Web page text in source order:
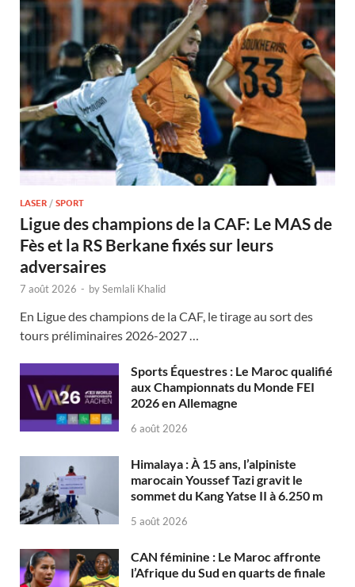
LASER / SPORT
Ligue des champions de la CAF: Le MAS de
Fès et la RS Berkane fixés sur leurs
adversaires
7 août 2026 - bySemlali Khalid
En Ligue des champions de la CAF, le tirage au sort des
tours préliminaires 2026-2027 …
Sports Équestres : Le Maroc qualifié
aux Championnats du Monde FEI
2026 en Allemagne
6 août 2026
Himalaya : À 15 ans, l’alpiniste
marocain Youssef Tazi gravit le
sommet du Kang Yatse II à 6.250 m
5 août 2026
CAN féminine : Le Maroc affronte
l’Afrique du Sud en quarts de finale